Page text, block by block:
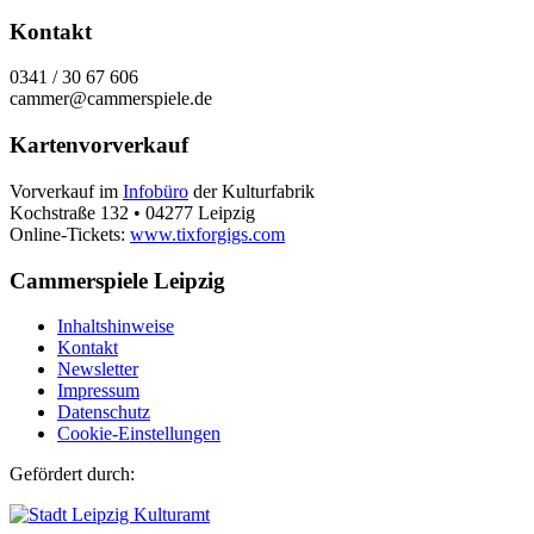
Kontakt
0341 / 30 67 606
cammer@cammerspiele.de
Kartenvorverkauf
Vorverkauf im Infobüro der Kulturfabrik
Kochstraße 132 • 04277 Leipzig
Online-Tickets: www.tixforgigs.com
Cammerspiele Leipzig
Inhaltshinweise
Kontakt
Newsletter
Impressum
Datenschutz
Cookie-Einstellungen
Gefördert durch: